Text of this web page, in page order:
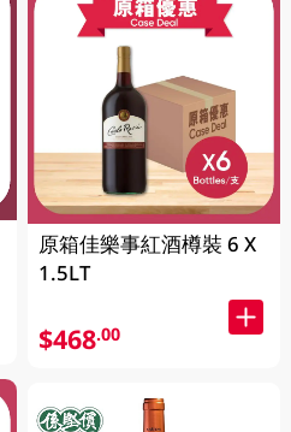
原箱佳樂事紅酒樽裝 6 X
1.5LT
$468.00